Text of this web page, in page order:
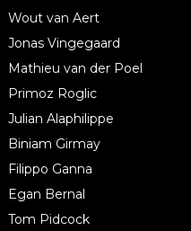
Wout van Aert
Jonas Vingegaard
Mathieu van der Poel
Primoz Roglic
Julian Alaphilippe
Biniam Girmay
Filippo Ganna
Egan Bernal
Tom Pidcock